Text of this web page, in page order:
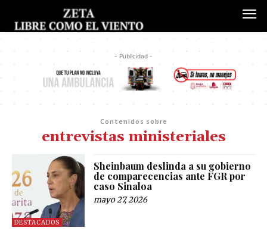
- Publicidad -
Contenidos sobre
entrevistas ministeriales
DESTACADOS
Sheinbaum deslinda a su gobierno
de comparecencias ante FGR por
caso Sinaloa
mayo 27, 2026